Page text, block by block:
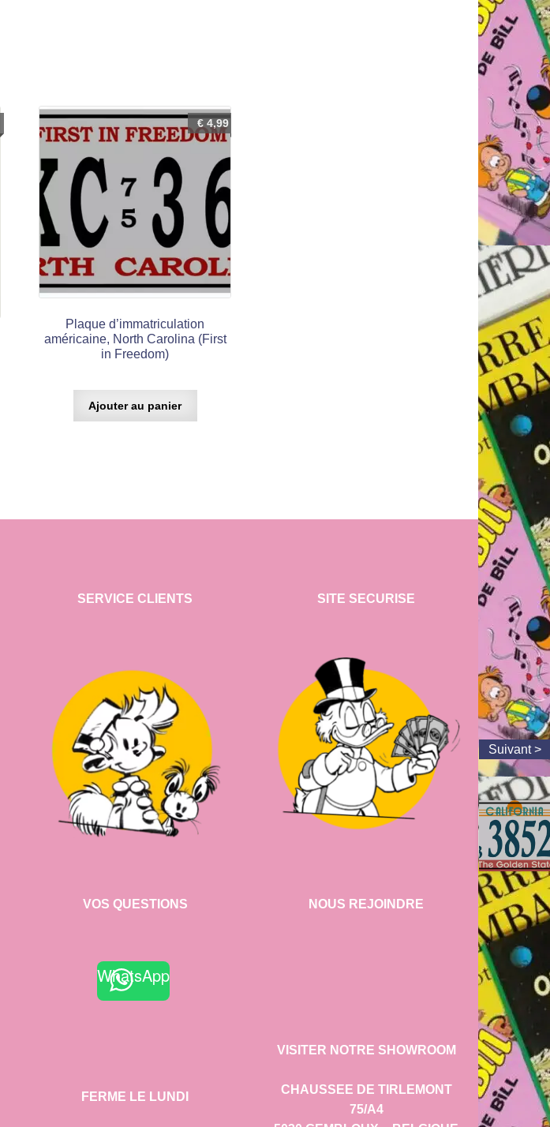
Plaque d’immatriculation
américaine, North Carolina (First
in Freedom)
€ 4,99
Ajouter au panier
SERVICE CLIENTS
VOS QUESTIONS
WhatsApp
FERME LE LUNDI
SITE SECURISE
NOUS REJOINDRE
VISITER NOTRE SHOWROOM
CHAUSSEE DE TIRLEMONT
75/A4